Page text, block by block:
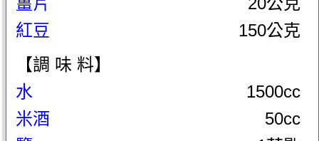
紅豆
150公克
【調 味 料】
水
1500cc
米酒
50cc